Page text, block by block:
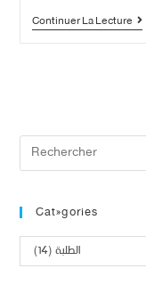
Continuer La Lecture
Catégories
الطلبة (14)